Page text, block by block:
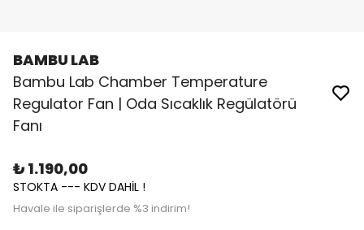
BAMBU LAB
Bambu Lab Chamber Temperature
Regulator Fan | Oda Sıcaklık Regülatörü
Fanı
₺ 1.190,00
STOKTA --- KDV DAHİL !
Havale ile siparişlerde %3 indirim!